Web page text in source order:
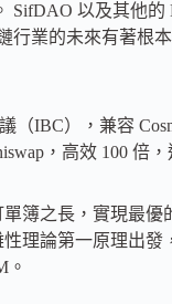
SifDAO 以及其他
行業的未來有著
（IBC），兼容
，高效 100 倍
簿之長，實現最
理論第一原理出
。